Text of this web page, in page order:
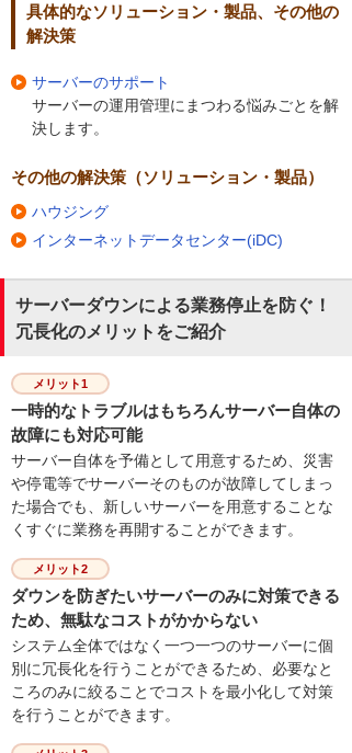
具体的なソリューション・製品、その他の
解決策
サーバーのサポート
サーバーの運用管理にまつわる悩みごとを解
決します。
その他の解決策（ソリューション・製品）
ハウジング
インターネットデータセンター(iDC)
サーバーダウンによる業務停止を防ぐ！
冗長化のメリットをご紹介
メリット1
一時的なトラブルはもちろんサーバー自体の
故障にも対応可能
サーバー自体を予備として用意するため、災害
や停電等でサーバーそのものが故障してしまっ
た場合でも、新しいサーバーを用意することな
くすぐに業務を再開することができます。
メリット2
ダウンを防ぎたいサーバーのみに対策できる
ため、無駄なコストがかからない
システム全体ではなく一つ一つのサーバーに個
別に冗長化を行うことができるため、必要なと
ころのみに絞ることでコストを最小化して対策
を行うことができます。